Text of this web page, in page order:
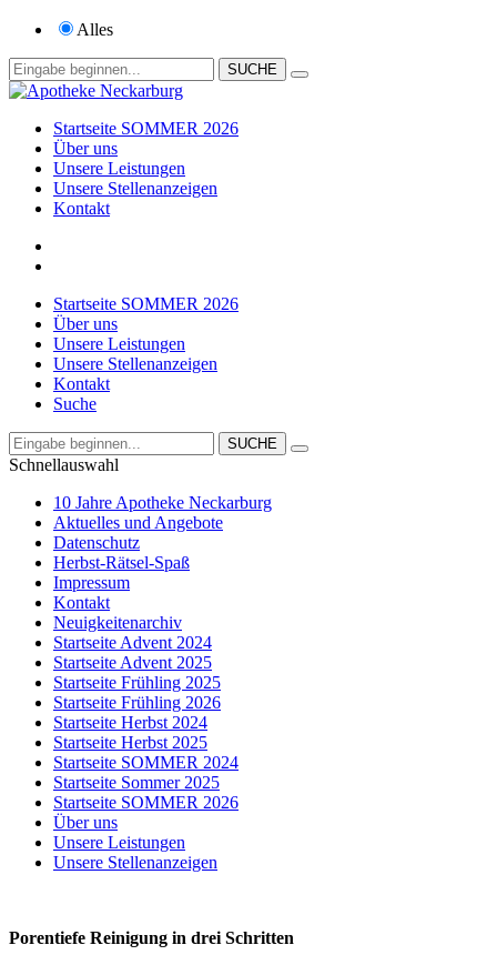
Alles
Startseite SOMMER 2026
Über uns
Unsere Leistungen
Unsere Stellenanzeigen
Kontakt
Startseite SOMMER 2026
Über uns
Unsere Leistungen
Unsere Stellenanzeigen
Kontakt
Suche
Schnellauswahl
10 Jahre Apotheke Neckarburg
Aktuelles und Angebote
Datenschutz
Herbst-Rätsel-Spaß
Impressum
Kontakt
Neuigkeitenarchiv
Startseite Advent 2024
Startseite Advent 2025
Startseite Frühling 2025
Startseite Frühling 2026
Startseite Herbst 2024
Startseite Herbst 2025
Startseite SOMMER 2024
Startseite Sommer 2025
Startseite SOMMER 2026
Über uns
Unsere Leistungen
Unsere Stellenanzeigen
Porentiefe Reinigung in drei Schritten